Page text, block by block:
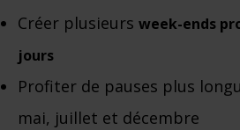
Créer plusieurs week-ends
jours
Profiter de pauses plus
mai, juillet et décembre